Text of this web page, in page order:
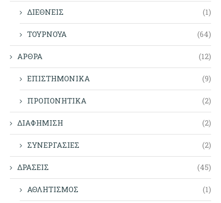
ΔΙΕΘΝΕΙΣ (1)
ΤΟΥΡΝΟΥΑ (64)
ΑΡΘΡΑ (12)
ΕΠΙΣΤΗΜΟΝΙΚΑ (9)
ΠΡΟΠΟΝΗΤΙΚΑ (2)
ΔΙΑΦΗΜΙΣΗ (2)
ΣΥΝΕΡΓΑΣΙΕΣ (2)
ΔΡΑΣΕΙΣ (45)
ΑΘΛΗΤΙΣΜΟΣ (1)